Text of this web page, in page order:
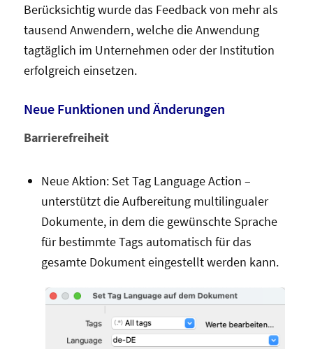
Berücksichtig wurde das Feedback von mehr als
tausend Anwendern, welche die Anwendung
tagtäglich im Unternehmen oder der Institution
erfolgreich einsetzen.
Neue Funktionen und Änderungen
Barrierefreiheit
Neue Aktion: Set Tag Language Action –
unterstützt die Aufbereitung multilingualer
Dokumente, in dem die gewünschte Sprache
für bestimmte Tags automatisch für das
gesamte Dokument eingestellt werden kann.